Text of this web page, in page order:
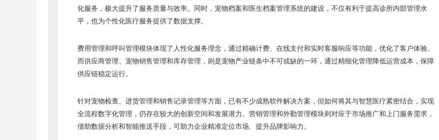
化服务，极大提升了服务质量与效率。同时，宠物档案和医生档案管理系统的建设，不仅有利于提高诊所内部管理水
平，也为个性化医疗服务提供了数据支撑。
费用管理和呼叫管理模块体现了人性化服务理念，通过精确计费、在线支付和实时客服响应等功能，优化了客户体验。
而供应商管理、宠物销售管理和库存管理，则是宠物产业链条中不可或缺的一环，通过精细化管理降低运营成本，保障
供应链稳定运行。
针对宠物检查、进货管理和销售记录管理等方面，已有不少成熟软件解决方案，但如何将其与智慧医疗紧密结合，实现
全流程数字化管理，仍存在较大的创新空间和发展潜力。营销管理和外勤管理模块则对应于市场推广和上门服务需求，
借助数据分析和智能推送手段，可助力企业精准定位市场、提升品牌影响力。